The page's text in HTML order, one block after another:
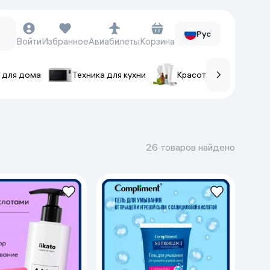
Фитнес-браслеты
Ремешки для часов
Фотоаппараты и видеокамеры
Фотоаппараты
Экшен-камеры
ВойтиИзбранноеАвиабилетыКорзина
Рус
для дома Техника для кухни Красота и уход
26 товаров найдено